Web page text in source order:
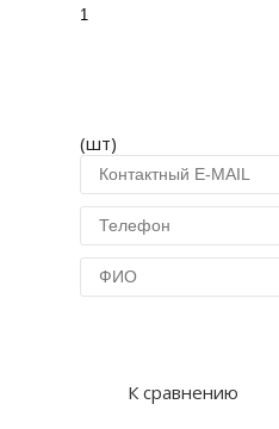
(шт)
К сравнению